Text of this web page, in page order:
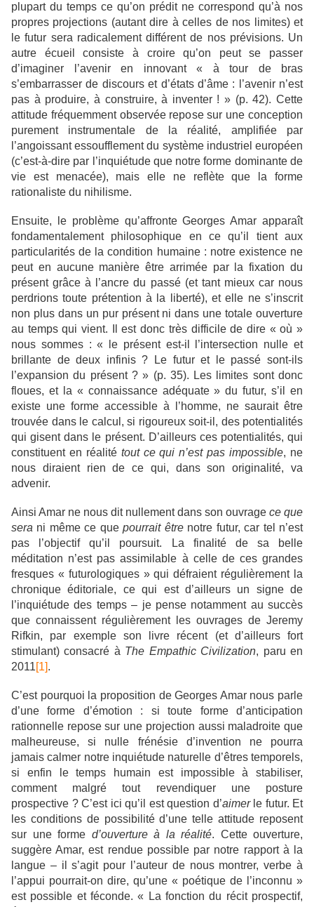
plupart du temps ce qu’on prédit ne correspond qu’à nos
propres projections (autant dire à celles de nos limites) et
le futur sera radicalement différent de nos prévisions. Un
autre écueil consiste à croire qu’on peut se passer
d’imaginer l’avenir en innovant « à tour de bras
s’embarrasser de discours et d’états d’âme : l’avenir n’est
pas à produire, à construire, à inventer ! » (p. 42). Cette
attitude fréquemment observée repose sur une conception
purement instrumentale de la réalité, amplifiée par
l’angoissant essoufflement du système industriel européen
(c’est-à-dire par l’inquiétude que notre forme dominante de
vie est menacée), mais elle ne reflète que la forme
rationaliste du nihilisme.
Ensuite, le problème qu’affronte Georges Amar apparaît
fondamentalement philosophique en ce qu’il tient aux
particularités de la condition humaine : notre existence ne
peut en aucune manière être arrimée par la fixation du
présent grâce à l’ancre du passé (et tant mieux car nous
perdrions toute prétention à la liberté), et elle ne s’inscrit
non plus dans un pur présent ni dans une totale ouverture
au temps qui vient. Il est donc très difficile de dire « où »
nous sommes : « le présent est-il l’intersection nulle et
brillante de deux infinis ? Le futur et le passé sont-ils
l’expansion du présent ? » (p. 35). Les limites sont donc
floues, et la « connaissance adéquate » du futur, s’il en
existe une forme accessible à l’homme, ne saurait être
trouvée dans le calcul, si rigoureux soit-il, des potentialités
qui gisent dans le présent. D’ailleurs ces potentialités, qui
constituent en réalité tout ce qui n’est pas impossible, ne
nous diraient rien de ce qui, dans son originalité, va
advenir.
Ainsi Amar ne nous dit nullement dans son ouvrage ce que
sera ni même ce quepourrait être notre futur, car tel n’est
pas l’objectif qu’il poursuit. La finalité de sa belle
méditation n’est pas assimilable à celle de ces grandes
fresques « futurologiques » qui défraient régulièrement la
chronique éditoriale, ce qui est d’ailleurs un signe de
l’inquiétude des temps – je pense notamment au succès
que connaissent régulièrement les ouvrages de Jeremy
Rifkin, par exemple son livre récent (et d’ailleurs fort
stimulant) consacré à The Empathic Civilization, paru en
2011[1].
C’est pourquoi la proposition de Georges Amar nous parle
d’une forme d’émotion : si toute forme d’anticipation
rationnelle repose sur une projection aussi maladroite que
malheureuse, si nulle frénésie d’invention ne pourra
jamais calmer notre inquiétude naturelle d’êtres temporels,
si enfin le temps humain est impossible à stabiliser,
comment malgré tout revendiquer une posture
prospective ? C’est ici qu’il est question d’aimerle futur. Et
les conditions de possibilité d’une telle attitude reposent
sur une forme d’ouverture à la réalité. Cette ouverture,
suggère Amar, est rendue possible par notre rapport à la
langue – il s’agit pour l’auteur de nous montrer, verbe à
l’appui pourrait-on dire, qu’une « poétique de l’inconnu »
est possible et féconde. « La fonction du récit prospectif,